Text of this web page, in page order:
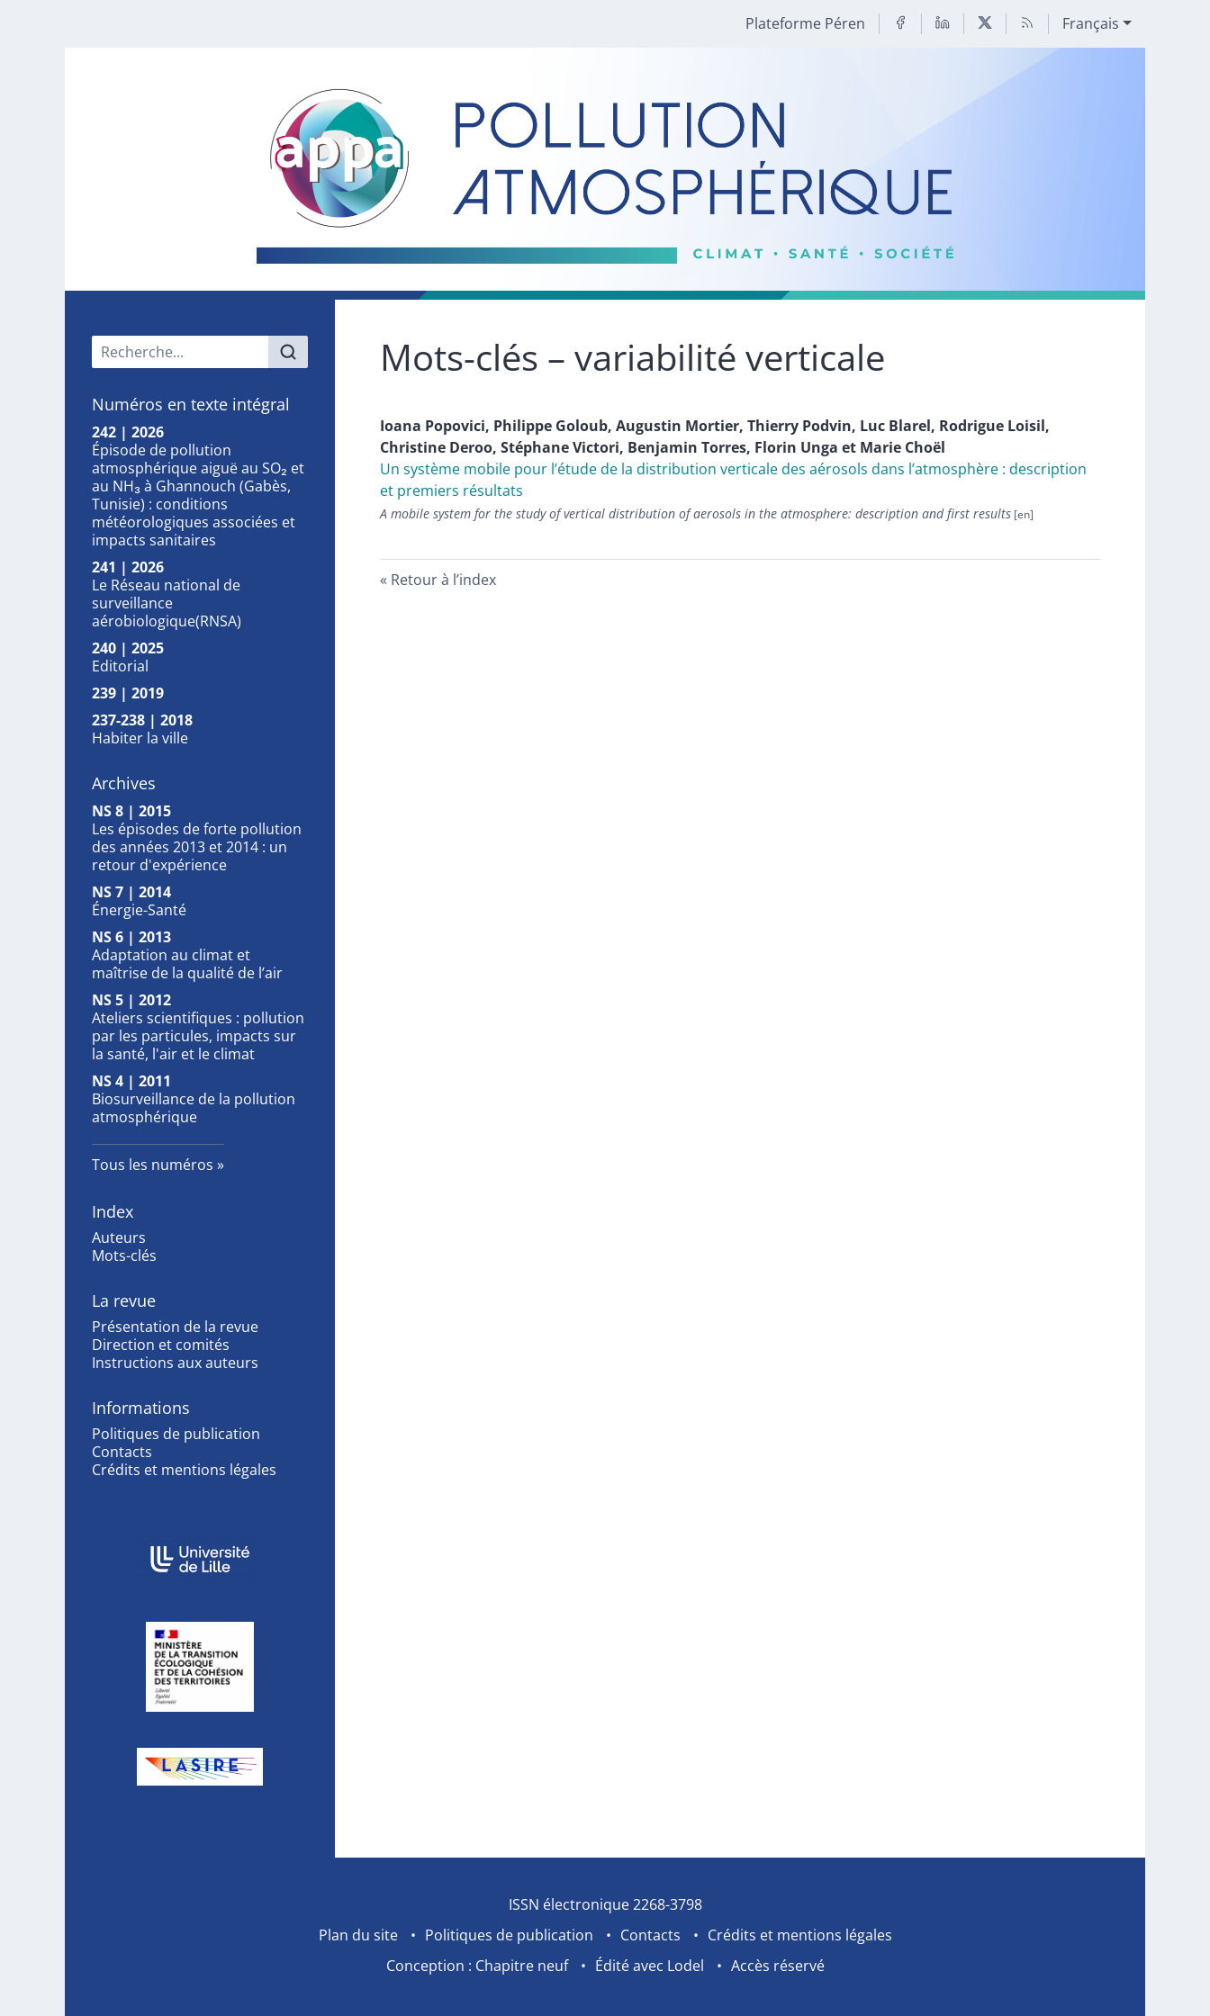
Plateforme Péren Français
Menu principal
Numéros en texte intégral
242 | 2026
Épisode de pollution
atmosphérique aiguë au SO₂ et
au NH₃ à Ghannouch (Gabès,
Tunisie) : conditions
météorologiques associées et
impacts sanitaires
241 | 2026
Le Réseau national de
surveillance
aérobiologique(RNSA)
240 | 2025
Editorial
239 | 2019
237-238 | 2018
Habiter la ville
Archives
NS 8 | 2015
Les épisodes de forte pollution
des années 2013 et 2014 : un
retour d'expérience
NS 7 | 2014
Énergie-Santé
NS 6 | 2013
Adaptation au climat et
maîtrise de la qualité de l’air
NS 5 | 2012
Ateliers scientifiques : pollution
par les particules, impacts sur
la santé, l'air et le climat
NS 4 | 2011
Biosurveillance de la pollution
atmosphérique
Tous les numéros
Index
Auteurs
Mots-clés
La revue
Présentation de la revue
Direction et comités
Instructions aux auteurs
Informations
Politiques de publication
Contacts
Crédits et mentions légales
Affiliations/partenaires
Mots-clés – variabilité verticale
Ioana Popovici, Philippe Goloub, Augustin Mortier, Thierry Podvin, Luc Blarel, Rodrigue Loisil,
Christine Deroo, StéphaneVictori, Benjamin Torres, Florin Unga et Marie Choël
Un système mobile pour l’étude de la distribution verticale des aérosols dans l’atmosphère : description
et premiers résultats
A mobile system for the study of vertical distribution of aerosols in the atmosphere: description and first results
Retour à l’index
ISSN électronique 2268-3798
Plan du site
Politiques de publication Contacts
Crédits et mentions légales
Conception : Chapitre neuf
Édité avec Lodel Accès réservé